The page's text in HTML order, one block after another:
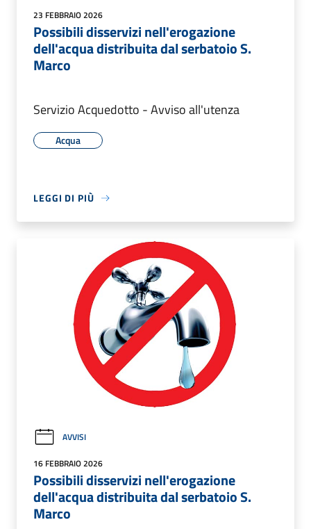
23 FEBBRAIO 2026
Possibili disservizi nell'erogazione
dell'acqua distribuita dal serbatoio S.
Marco
Servizio Acquedotto - Avviso all'utenza
Acqua
LEGGI DI PIÙ
AVVISI
16 FEBBRAIO 2026
Possibili disservizi nell'erogazione
dell'acqua distribuita dal serbatoio S.
Marco